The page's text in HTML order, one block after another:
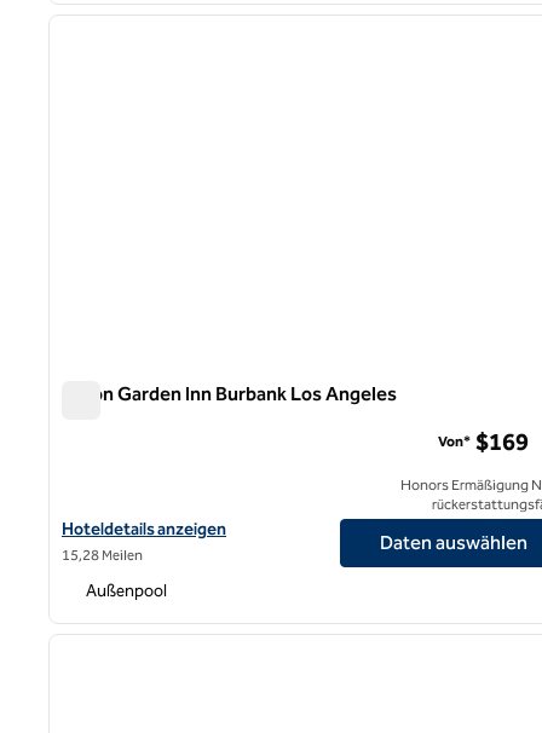
1 von 12
Hilton Garden Inn Burbank Los Angeles
Hoteldetails für das Hilton Garden Inn Burbank Los Angeles
Hoteldetails anzeigen
15,28 Meilen
Von* $169
Honors Ermäßigung
Daten auswählen
Außenpool
1 von 12